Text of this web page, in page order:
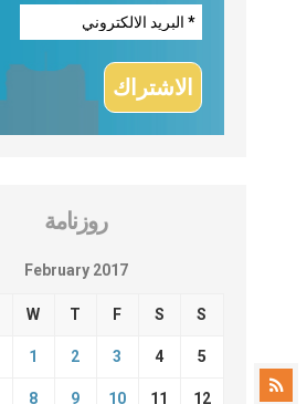
روزنامة
February 2017
W T F S S
1 2 3 4 5
8 9 10 11 12